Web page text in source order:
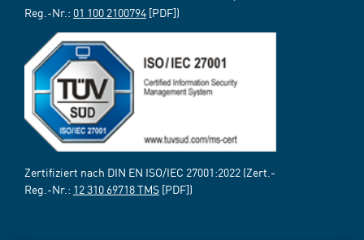
Reg.-Nr.: 01 100 2100794 [PDF])
Zertifiziert nach DIN EN ISO/IEC 27001:2022 (Zert.-
Reg.-Nr.: 12 310 69718 TMS [PDF])